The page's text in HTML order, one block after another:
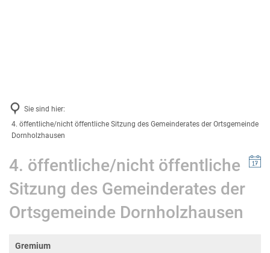
Stadtbücherei Bad Ems
Stadtbibliothek in Nassau
Volkshochschule
Weiterbildungsportal Rheinland-Pfalz
Projektsteckbriefe
Sie sind hier:
4. öffentliche/nicht öffentliche Sitzung des Gemeinderates der Ortsgemeinde
Dornholzhausen
4. öffentliche/nicht öffentliche
Sitzung des Gemeinderates der
Ortsgemeinde Dornholzhausen
Gremium